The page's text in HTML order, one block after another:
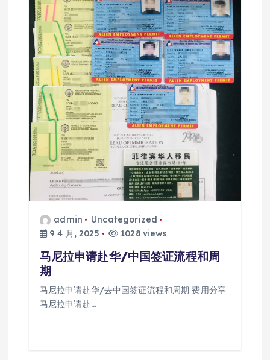
admin
Uncategorized
9 4 月, 2025
1028 views
马尼拉申请赴华/中国签证流程和周
期
马尼拉申请赴华/去中国签证流程和周期 费用分享
马尼拉申请赴…